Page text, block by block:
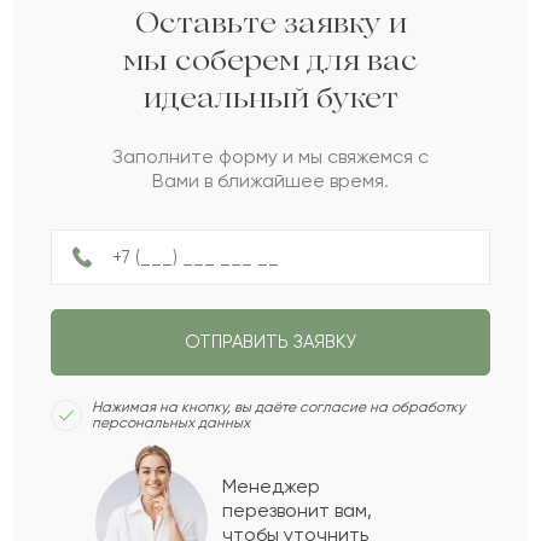
2022-07-14
Азат
2022-07-04
Улфат
Райхан
Б Балтабек
Шота
Показать еще
Оставьте заявку и
мы соберем для вас
идеальный букет
Заполните форму и мы свяжемся с
Вами в ближайшее время.
ОТПРАВИТЬ ЗАЯВКУ
Нажимая на кнопку, вы даёте согласие на обработку
персональных данных
Менеджер
перезвонит вам,
чтобы уточнить